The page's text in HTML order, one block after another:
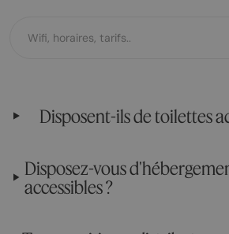
Disposent-ils de toilettes
Disposez-vous
accessibles ?